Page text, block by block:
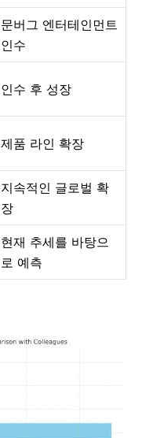
문버그 엔터테인먼트
인수
인수 후 성장
제품 라인 확장
지속적인 글로벌 확
장
현재 추세를 바탕으
로 예측